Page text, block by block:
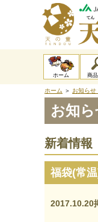
ホーム 商
ホーム ＞ お知らせ
お知ら
新着情報
福袋(常
2017.10.20